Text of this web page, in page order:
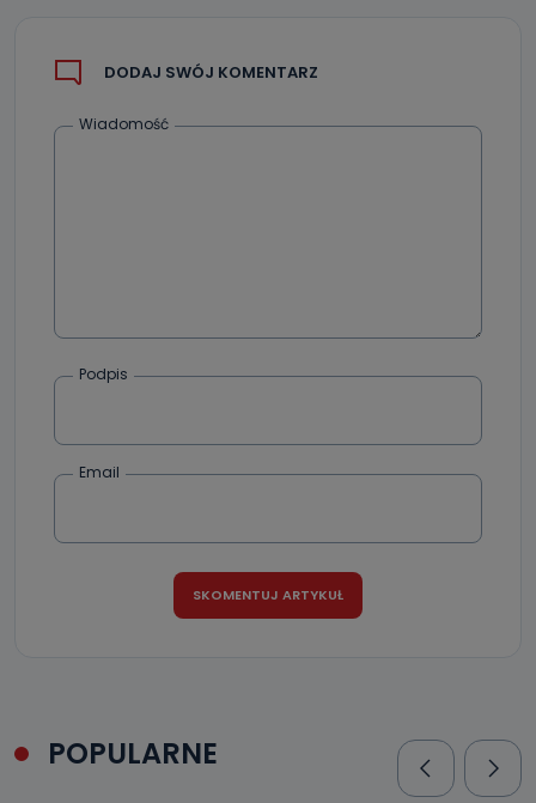
DODAJ SWÓJ KOMENTARZ
Wiadomość
Podpis
Email
POPULARNE